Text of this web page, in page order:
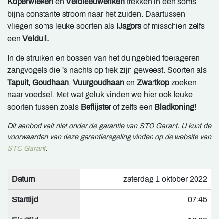
bijna constante stroom naar het zuiden. Daartussen
vliegen soms leuke soorten als IJsgors of misschien zelfs
een Velduil.
In de struiken en bossen van het duingebied foerageren
zangvogels die 's nachts op trek zijn geweest. Soorten als
Tapuit, Goudhaan, Vuurgoudhaan en Zwartkop zoeken
naar voedsel. Met wat geluk vinden we hier ook leuke
soorten tussen zoals Beflijsterof zelfs een Bladkoning!
Dit aanbod valt niet onder de garantie van STO Garant. U kunt de
voorwaarden van deze garantieregeling vinden op de website van
STO Garant.
Datum zaterdag 1 oktober 2022
Starttijd 07:45